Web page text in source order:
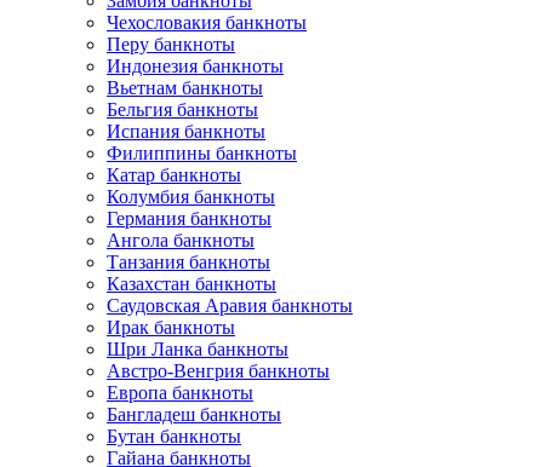
Чехословакия банкноты
Перу банкноты
Индонезия банкноты
Вьетнам банкноты
Бельгия банкноты
Испания банкноты
Филиппины банкноты
Катар банкноты
Колумбия банкноты
Германия банкноты
Ангола банкноты
Танзания банкноты
Казахстан банкноты
Саудовская Аравия банкноты
Ирак банкноты
Шри Ланка банкноты
Австро-Венгрия банкноты
Европа банкноты
Бангладеш банкноты
Бутан банкноты
Гайана банкноты